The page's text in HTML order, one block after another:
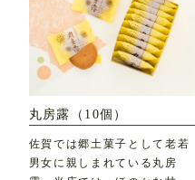
丸房露（10個）
佐賀では郷土菓子として老若
男女に親しまれている丸房